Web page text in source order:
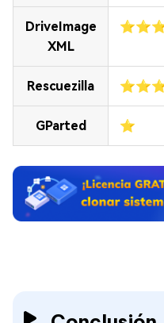
DriveImage
XML
Rescuezilla
GParted ⭐